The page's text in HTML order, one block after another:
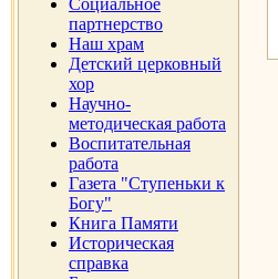
Социальное
партнерство
Наш храм
Детский церковный
хор
Научно-
методическая работа
Воспитательная
работа
Газета "Ступеньки к
Богу"
Книга Памяти
Историческая
справка